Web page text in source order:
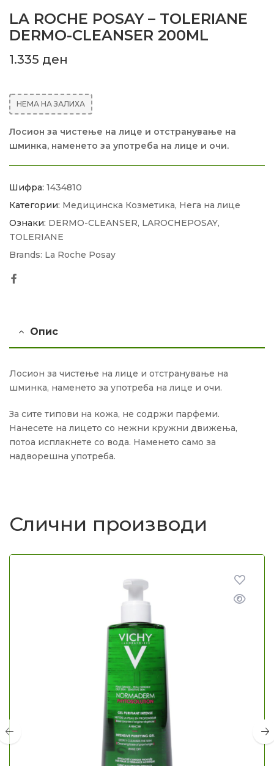
LA ROCHE POSAY – TOLERIANE
DERMO-CLEANSER 200ML
1.335 ден
НЕМА НА ЗАЛИХА
Лосион за чистење на лице и отстранување на
шминка, наменето за употреба на лице и очи.
Шифра: 1434810
Категории: Медицинска Козметика, Нега на лице
Ознаки: DERMO-CLEANSER, LAROCHEPOSAY,
TOLERIANE
Brands: La Roche Posay
Опис
Лосион за чистење на лице и отстранување на
шминка, наменето за употреба на лице и очи.
За сите типови на кожа, не содржи парфеми.
Нанесете на лицето со нежни кружни движења,
потоа исплакнете со вода. Наменето само за
надворешна употреба.
Слични производи